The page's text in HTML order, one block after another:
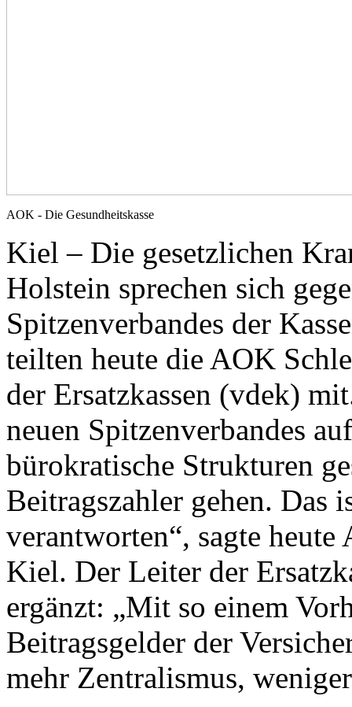
AOK - Die Gesundheitskasse
Kiel – Die gesetzlichen
Holstein sprechen sich
Spitzenverbandes der
teilten heute die AOK
der Ersatzkassen (vdek)
neuen Spitzenverbandes
bürokratische Strukturen
Beitragszahler gehen. Das
verantworten“, sagte
Kiel. Der Leiter der
ergänzt: „Mit so einem
Beitragsgelder der
mehr Zentralismus,